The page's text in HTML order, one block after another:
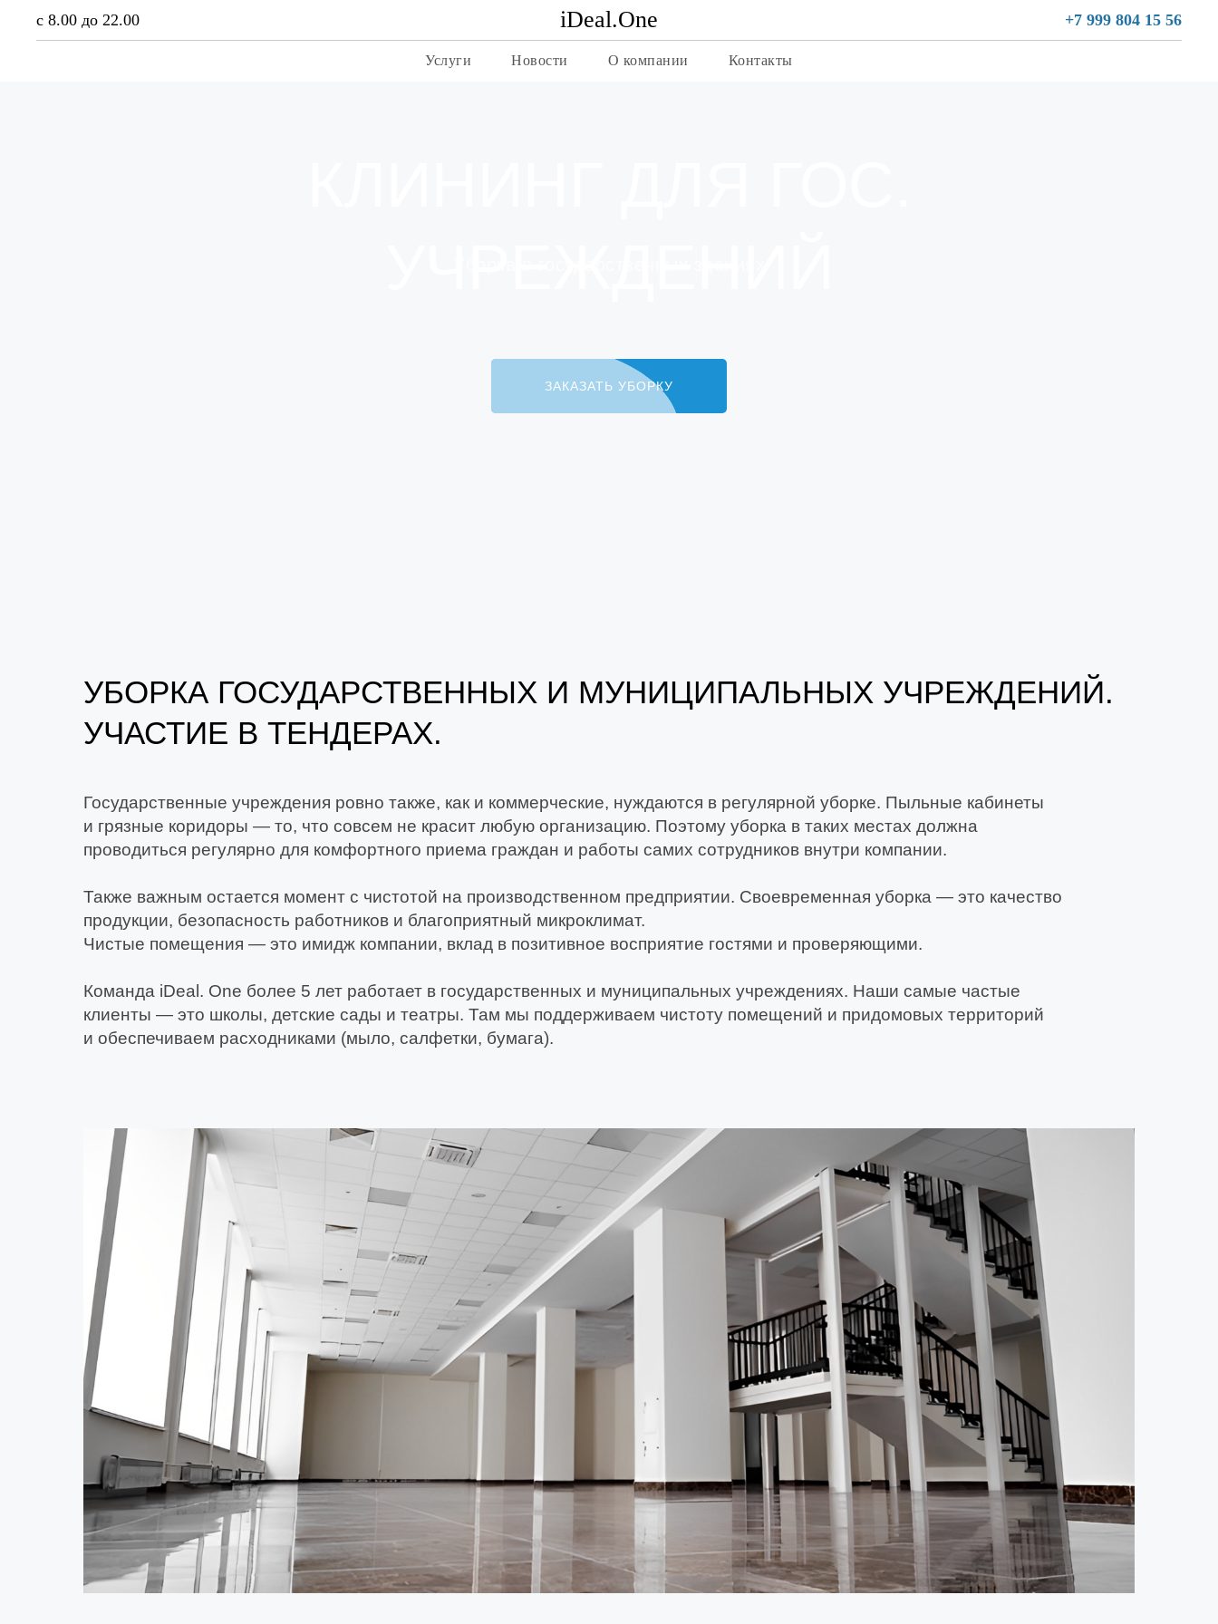
iDeal.One
с 8.00 до 22.00 +7 999 804 15 56
Услуги Новости О компании Контакты
ЗАКАЗАТЬ УБОРКУ
УБОРКА ГОСУДАРСТВЕННЫХ И МУНИЦИПАЛЬНЫХ УЧРЕЖДЕНИЙ.
УЧАСТИЕ В ТЕНДЕРАХ.
Государственные учреждения ровно также, как и коммерческие, нуждаются в регулярной уборке. Пыльные кабинеты
и грязные коридоры — то, что совсем не красит любую организацию. Поэтому уборка в таких местах должна
проводиться регулярно для комфортного приема граждан и работы самих сотрудников внутри компании.
Также важным остается момент с чистотой на производственном предприятии. Своевременная уборка — это качество
продукции, безопасность работников и благоприятный микроклимат.
Чистые помещения — это имидж компании, вклад в позитивное восприятие гостями и проверяющими.
Команда iDeal. One более 5 лет работает в государственных и муниципальных учреждениях. Наши самые частые
клиенты — это школы, детские сады и театры. Там мы поддерживаем чистоту помещений и придомовых территорий
и обеспечиваем расходниками (мыло, салфетки, бумага).